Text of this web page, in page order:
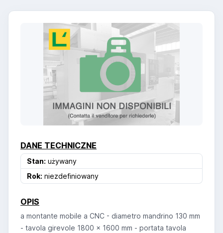
DANE TECHNICZNE
Stan: używany
Rok: niezdefiniowany
OPIS
a montante mobile a CNC - diametro mandrino 130 mm
- tavola girevole 1800 x 1600 mm - portata tavola